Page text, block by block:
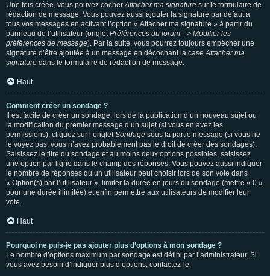
Une fois créée, vous pouvez cocherAttacher ma signature sur le formulaire de
rédaction de message. Vous pouvez aussi ajouter la signature par défaut à
tous vos messages en activant l’option « Attacher ma signature » à partir du
panneau de l’utilisateur (ongletPréférences du forum --> Modifier les
préférences de message). Par la suite, vous pourrez toujours empêcher une
signature d’être ajoutée à un message en décochant la caseAttacher ma
signature dans le formulaire de rédaction de message.
Haut
Comment créer un sondage ?
Il est facile de créer un sondage, lors de la publication d’un nouveau sujet ou
la modification du premier message d’un sujet (si vous en avez les
permissions), cliquez sur l’ongletSondage sous la partie message (si vous ne
le voyez pas, vous n’avez probablement pas le droit de créer des sondages).
Saisissez le titre du sondage et au moins deux options possibles, saisissez
une option par ligne dans le champ des réponses. Vous pouvez aussi indiquer
le nombre de réponses qu’un utilisateur peut choisir lors de son vote dans
« Option(s) par l’utilisateur », limiter la durée en jours du sondage (mettre « 0 »
pour une durée illimitée) et enfin permettre aux utilisateurs de modifier leur
vote.
Haut
Pourquoi ne puis-je pas ajouter plus d’options à mon sondage ?
Le nombre d’options maximum par sondage est défini par l’administrateur. Si
vous avez besoin d’indiquer plus d’options, contactez-le.